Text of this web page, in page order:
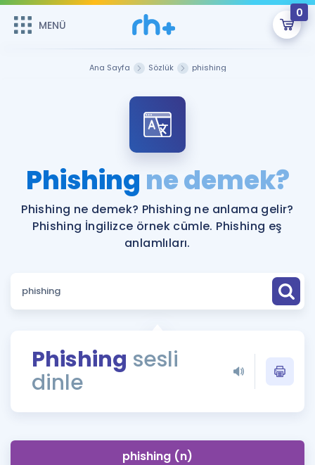
MENÜ
0
Şifremi Hatırlamıyorum
ÜYE DEĞİLİM
Sepetin Şu An Boş.
Remzi Hoca ile seni sınava hazırlayacak onlarca eğitim seni
bekliyor!
MENÜ
Katılımcı Görüşleri
Faydalı Araçlar
Sözlük
Rehberlik Aracı
ÖSYM Sınav Takvimi
Hakkımızda
Ana Sayfa Sözlük phishing
Phishing ne demek?
Phishing ne demek? Phishing ne anlama gelir?
Phishing İngilizce örnek cümle. Phishing eş
anlamlıları.
Phishing sesli
dinle
phishing (n)